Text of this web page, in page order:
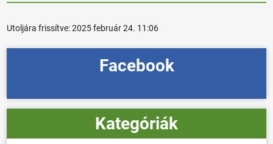
Utoljára frissítve:2025 február 24. 11:06
Facebook
Kategóriák